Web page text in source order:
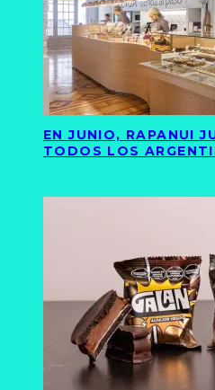
EN JUNIO, RAPANUI
TODOS LOS